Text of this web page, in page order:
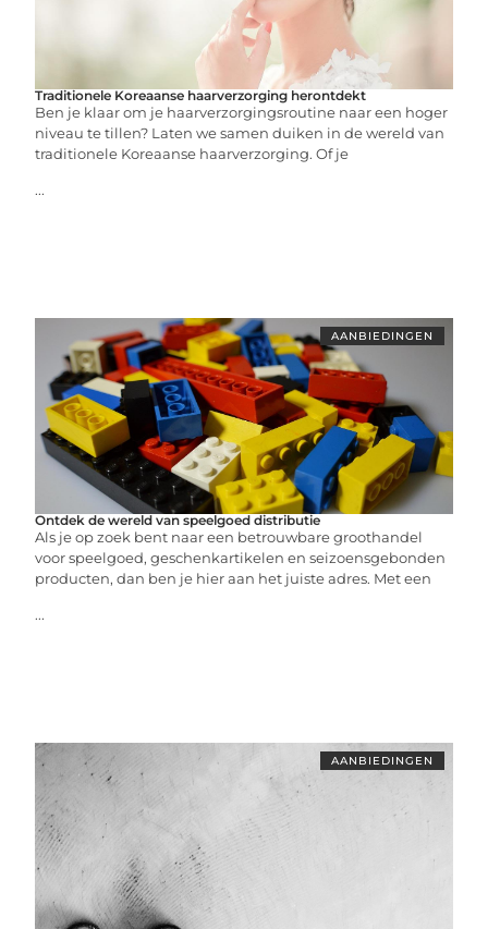
Traditionele Koreaanse haarverzorging herontdekt
Ben je klaar om je haarverzorgingsroutine naar een hoger
niveau te tillen? Laten we samen duiken in de wereld van
traditionele Koreaanse haarverzorging. Of je
...
AANBIEDINGEN
Ontdek de wereld van speelgoed distributie
Als je op zoek bent naar een betrouwbare groothandel
voor speelgoed, geschenkartikelen en seizoensgebonden
producten, dan ben je hier aan het juiste adres. Met een
...
AANBIEDINGEN